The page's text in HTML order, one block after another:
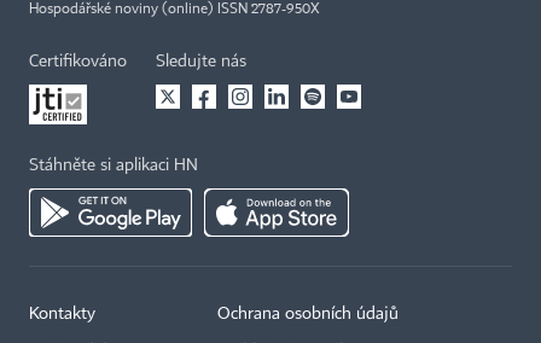
Hospodářské noviny (online) ISSN 2787-950X
Certifikováno Sledujte nás
Stáhněte si aplikaci HN
Kontakty Ochrana osobních údajů